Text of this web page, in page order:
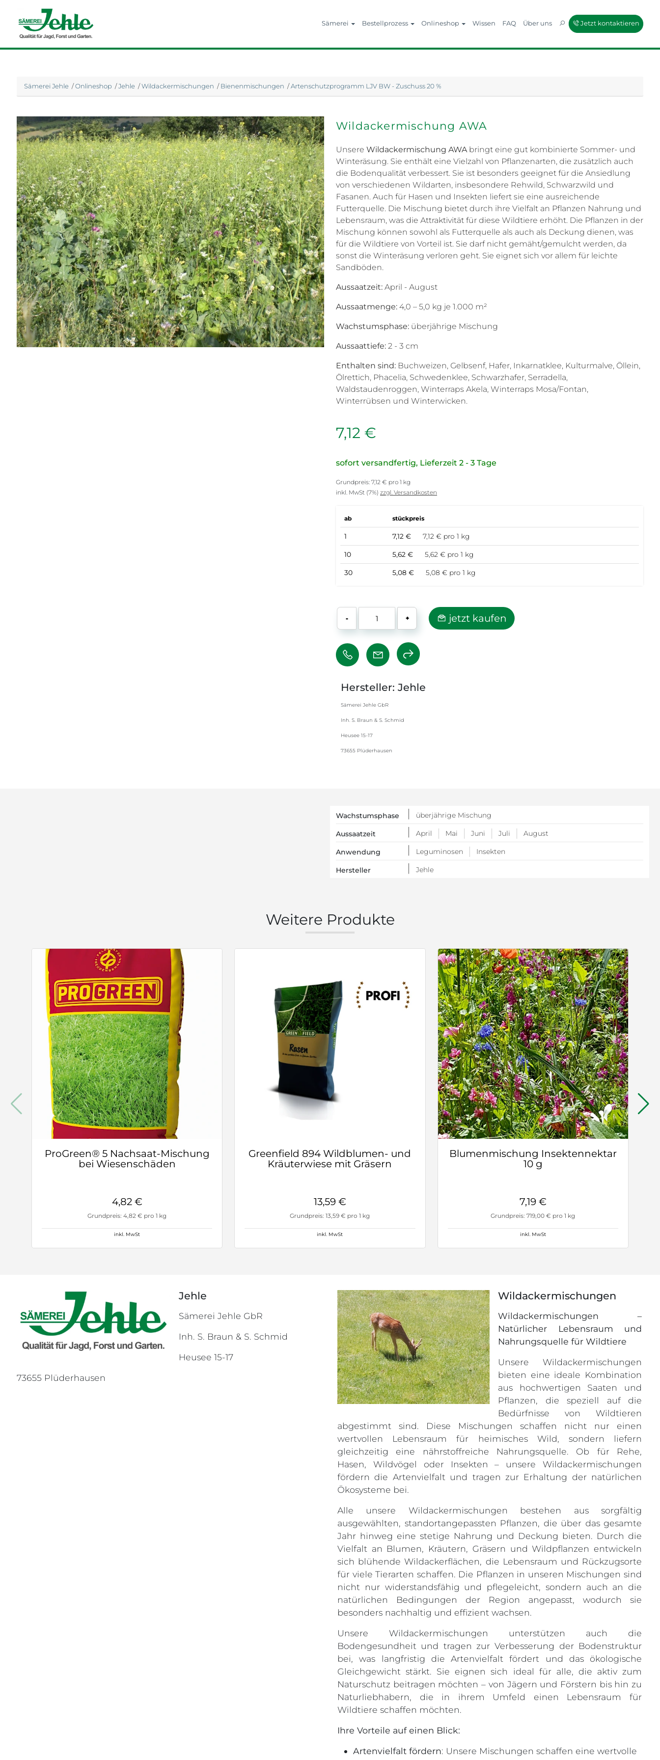
Sämerei Bestellprozess Onlineshop Wissen FAQ Über uns Jetzt kontaktieren
Sämerei Jehle /Onlineshop /Jehle /Wildackermischungen /Bienenmischungen /Artenschutzprogramm LJV BW - Zuschuss 20 %
Wildackermischung AWA
Unsere Wildackermischung AWAbringt eine gut kombinierte Sommer- und
Winteräsung. Sie enthält eine Vielzahl von Pflanzenarten, die zusätzlich auch
die Bodenqualität verbessert. Sie ist besonders geeignet für die Ansiedlung
von verschiedenen Wildarten, insbesondere Rehwild, Schwarzwild und
Fasanen. Auch für Hasen und Insekten liefert sie eine ausreichende
Futterquelle. Die Mischung bietet durch ihre Vielfalt an Pflanzen Nahrung und
Lebensraum, was die Attraktivität für diese Wildtiere erhöht. Die Pflanzen in der
Mischung können sowohl als Futterquelle als auch als Deckung dienen, was
für die Wildtiere von Vorteil ist. Sie darf nicht gemäht/gemulcht werden, da
sonst die Winteräsung verloren geht. Sie eignet sich vor allem für leichte
Sandböden.
Aussaatzeit: April - August
Aussaatmenge: 4,0 – 5,0 kg je 1.000 m²
Wachstumsphase: überjährige Mischung
Aussaattiefe: 2 - 3 cm
Enthalten sind: Buchweizen, Gelbsenf, Hafer, Inkarnatklee, Kulturmalve, Öllein,
Ölrettich, Phacelia, Schwedenklee, Schwarzhafer, Serradella,
Waldstaudenroggen, Winterraps Akela, Winterraps Mosa/Fontan,
Winterrübsen und Winterwicken.
7,12 €
sofort versandfertig, Lieferzeit 2 - 3 Tage
Grundpreis: 7,12 € pro 1 kg
inkl. MwSt (7%) zzgl. Versandkosten
ab stückpreis
1 7,12 € 7,12 € pro 1 kg
10 5,62 € 5,62 € pro 1 kg
30 5,08 € 5,08 € pro 1 kg
- + jetzt kaufen
Hersteller: Jehle
Sämerei Jehle GbR
Inh. S. Braun & S. Schmid
Heusee 15-17
73655 Plüderhausen
Wachstumsphase überjährige Mischung
Aussaatzeit April Mai Juni Juli August
Anwendung Leguminosen Insekten
Hersteller Jehle
Weitere Produkte
ProGreen® 5 Nachsaat-Mischung
bei Wiesenschäden
4,82 €
Grundpreis: 4,82 € pro 1 kg
inkl. MwSt
Greenfield 894 Wildblumen- und
Kräuterwiese mit Gräsern
13,59 €
Grundpreis: 13,59 € pro 1 kg
inkl. MwSt
Blumenmischung Insektennektar
10 g
7,19 €
Grundpreis: 719,00 € pro 1 kg
inkl. MwSt
Jehle
Sämerei Jehle GbR
Inh. S. Braun & S. Schmid
Heusee 15-17
73655 Plüderhausen
Wildackermischungen
Wildackermischungen –
Natürlicher Lebensraum und
Nahrungsquelle für Wildtiere
Unsere Wildackermischungen
bieten eine ideale Kombination
aus hochwertigen Saaten und
Pflanzen, die speziell auf die
Bedürfnisse von Wildtieren
abgestimmt sind. Diese Mischungen schaffen nicht nur einen
wertvollen Lebensraum für heimisches Wild, sondern liefern
gleichzeitig eine nährstoffreiche Nahrungsquelle. Ob für Rehe,
Hasen, Wildvögel oder Insekten – unsere Wildackermischungen
fördern die Artenvielfalt und tragen zur Erhaltung der natürlichen
Ökosysteme bei.
Alle unsere Wildackermischungen bestehen aus sorgfältig
ausgewählten, standortangepassten Pflanzen, die über das gesamte
Jahr hinweg eine stetige Nahrung und Deckung bieten. Durch die
Vielfalt an Blumen, Kräutern, Gräsern und Wildpflanzen entwickeln
sich blühende Wildackerflächen, die Lebensraum und Rückzugsorte
für viele Tierarten schaffen. Die Pflanzen in unseren Mischungen sind
nicht nur widerstandsfähig und pflegeleicht, sondern auch an die
natürlichen Bedingungen der Region angepasst, wodurch sie
besonders nachhaltig und effizient wachsen.
Unsere Wildackermischungen unterstützen auch die
Bodengesundheit und tragen zur Verbesserung der Bodenstruktur
bei, was langfristig die Artenvielfalt fördert und das ökologische
Gleichgewicht stärkt. Sie eignen sich ideal für alle, die aktiv zum
Naturschutz beitragen möchten – von Jägern und Förstern bis hin zu
Naturliebhabern, die in ihrem Umfeld einen Lebensraum für
Wildtiere schaffen möchten.
Ihre Vorteile auf einen Blick:
Artenvielfalt fördern: Unsere Mischungen schaffen eine wertvolle